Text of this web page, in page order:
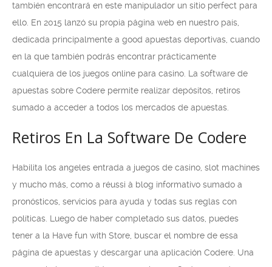
también encontrará en este manipulador un sitio perfect para
ello. En 2015 lanzó su propia página web en nuestro país,
dedicada principalmente a good apuestas deportivas, cuando
en la que también podrás encontrar prácticamente
cualquiera de los juegos online para casino. La software de
apuestas sobre Codere permite realizar depósitos, retiros
sumado a acceder a todos los mercados de apuestas.
Retiros En La Software De Codere
Habilita los angeles entrada a juegos de casino, slot machines
y mucho más, como a réussi à blog informativo sumado a
pronósticos, servicios para ayuda y todas sus reglas con
políticas. Luego de haber completado sus datos, puedes
tener a la Have fun with Store, buscar el nombre de essa
página de apuestas y descargar una aplicación Codere. Una